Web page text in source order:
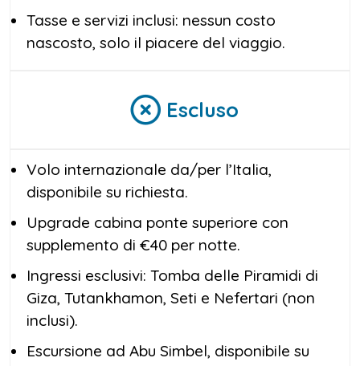
Tasse e servizi inclusi: nessun costo
nascosto, solo il piacere del viaggio.
Escluso
Volo internazionale da/per l’Italia,
disponibile su richiesta.
Upgrade cabina ponte superiore con
supplemento di €40 per notte.
Ingressi esclusivi: Tomba delle Piramidi di
Giza, Tutankhamon, Seti e Nefertari (non
inclusi).
Escursione ad Abu Simbel, disponibile su